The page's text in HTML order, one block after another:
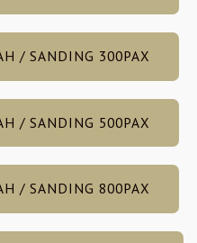
/ SANDING 300PAX
/ SANDING 500PAX
/ SANDING 800PAX